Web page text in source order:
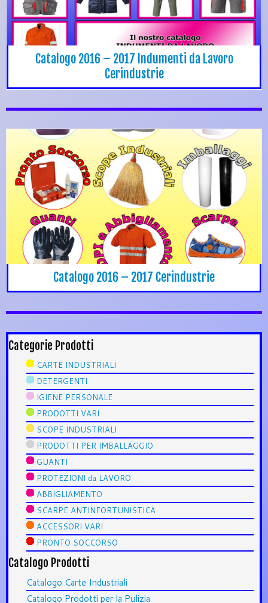
Catalogo 2016 – 2017 Indumenti da Lavoro
Cerindustrie
Catalogo 2016 – 2017 Cerindustrie
Categorie Prodotti
CARTE INDUSTRIALI
DETERGENTI
IGIENE PERSONALE
PRODOTTI VARI
SCOPE INDUSTRIALI
PRODOTTI PER IMBALLAGGIO
GUANTI
PROTEZIONI da LAVORO
ABBIGLIAMENTO
SCARPE ANTINFORTUNISTICA
ACCESSORI VARI
PRONTO SOCCORSO
Catalogo Prodotti
Catalogo Carte Industriali
Catalogo Prodotti per la Pulizia